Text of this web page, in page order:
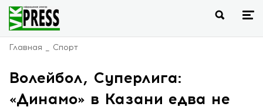
Главная Спорт
Волейбол, Суперлига:
«Динамо» в Казани едва не